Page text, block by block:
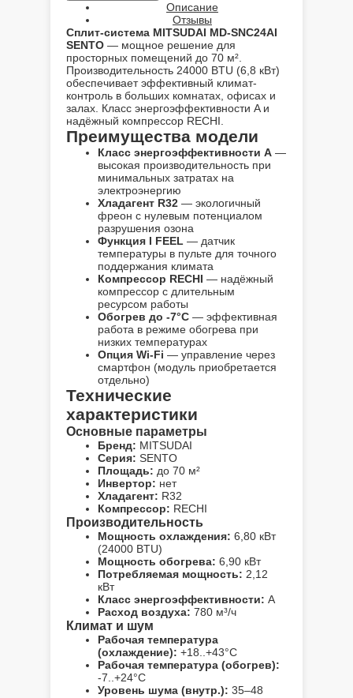
Описание
Отзывы
Сплит-система MITSUDAI MD-SNC24AI
SENTO — мощное решение для
просторных помещений до 70 м².
Производительность 24000 BTU (6,8 кВт)
обеспечивает эффективный климат-
контроль в больших комнатах, офисах и
залах. Класс энергоэффективности A и
надёжный компрессор RECHI.
Преимущества модели
Класс энергоэффективности A —
высокая производительность при
минимальных затратах на
электроэнергию
Хладагент R32 — экологичный
фреон с нулевым потенциалом
разрушения озона
Функция I FEEL — датчик
температуры в пульте для точного
поддержания климата
Компрессор RECHI — надёжный
компрессор с длительным
ресурсом работы
Обогрев до -7°C — эффективная
работа в режиме обогрева при
низких температурах
Опция Wi-Fi — управление через
смартфон (модуль приобретается
отдельно)
Технические
характеристики
Основные параметры
Бренд: MITSUDAI
Серия: SENTO
Площадь: до 70 м²
Инвертор: нет
Хладагент: R32
Компрессор: RECHI
Производительность
Мощность охлаждения: 6,80 кВт
(24000 BTU)
Мощность обогрева: 6,90 кВт
Потребляемая мощность: 2,12
кВт
Класс энергоэффективности: A
Расход воздуха: 780 м³/ч
Климат и шум
Рабочая температура
(охлаждение): +18..+43°C
Рабочая температура (обогрев):
-7..+24°C
Уровень шума (внутр.): 35–48